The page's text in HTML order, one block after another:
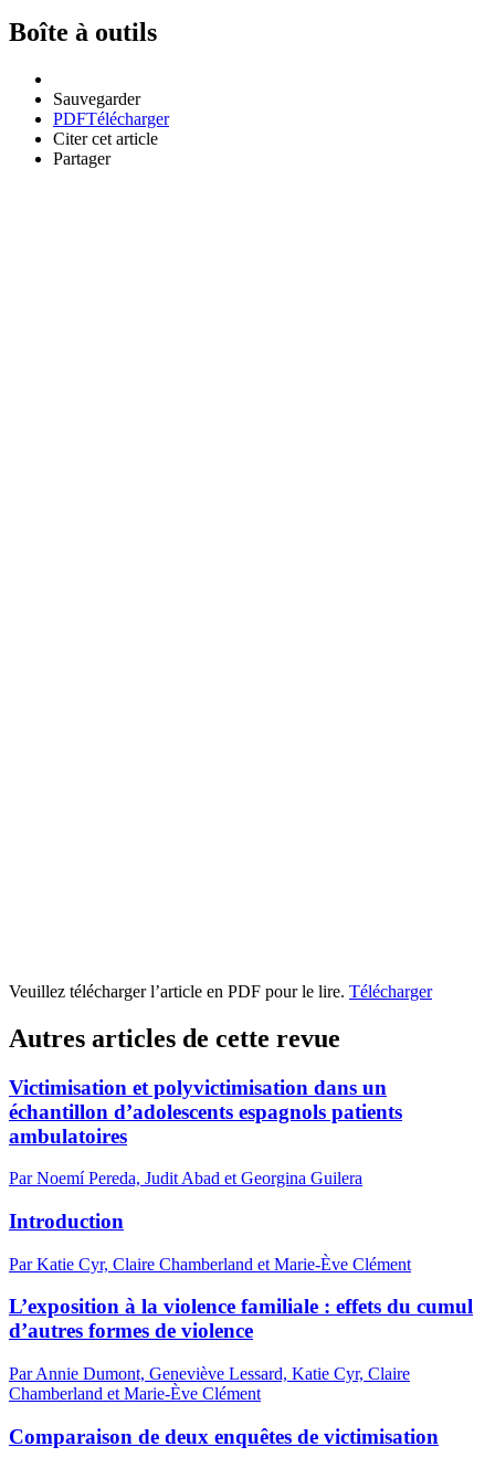
Boîte à outils
Sauvegarder
PDFTélécharger
Citer cet article
Partager
Veuillez télécharger l’article en PDF pour le lire. Télécharger
Autres articles de cette revue
Victimisation et polyvictimisation dans un
échantillon d’adolescents espagnols patients
ambulatoires
Par Noemí Pereda, Judit Abad et Georgina Guilera
Introduction
Par Katie Cyr, Claire Chamberland et Marie-Ève Clément
L’exposition à la violence familiale : effets du cumul
d’autres formes de violence
Par Annie Dumont, Geneviève Lessard, Katie Cyr, Claire
Chamberland et Marie-Ève Clément
Comparaison de deux enquêtes de victimisation